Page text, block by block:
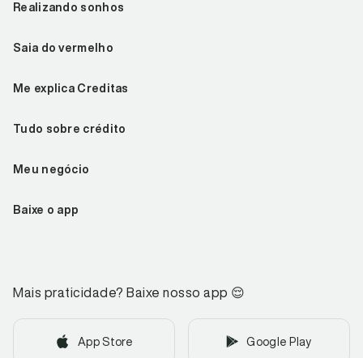
Realizando sonhos
Saia do vermelho
Me explica Creditas
Tudo sobre crédito
Meu negócio
Baixe o app
Mais praticidade? Baixe nosso app 😌
App Store Google Play